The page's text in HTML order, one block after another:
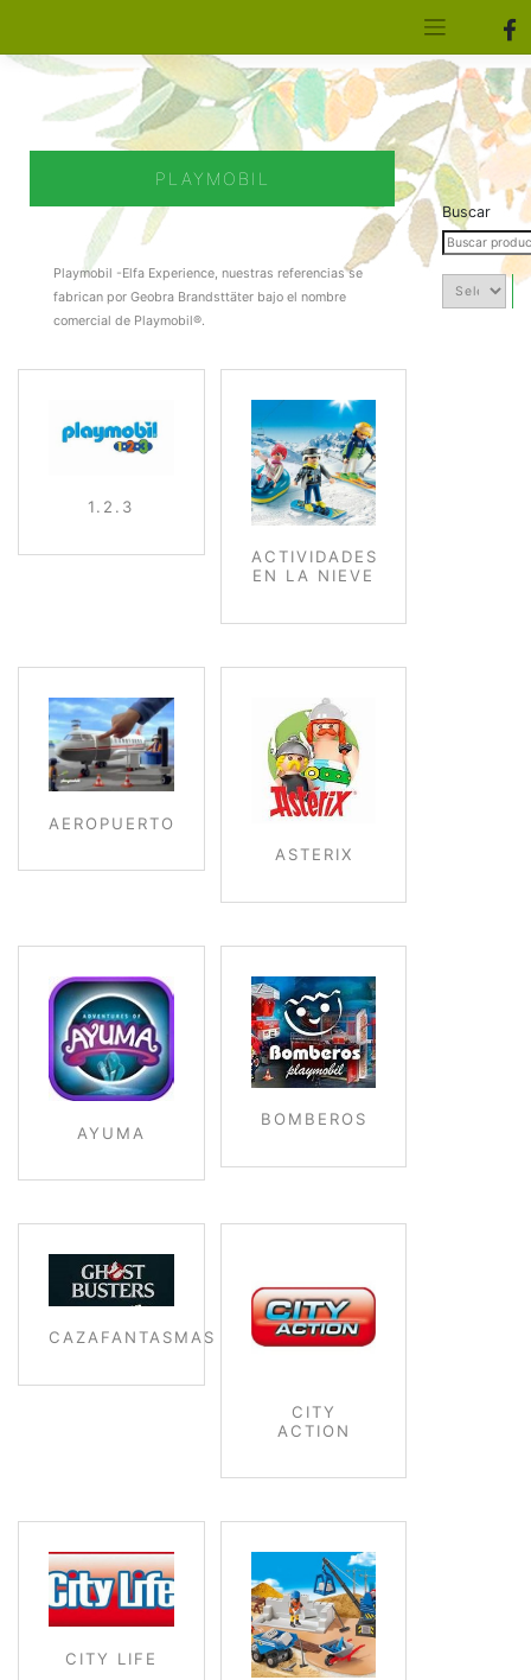
PLAYMOBIL
Playmobil -Elfa Experience, nuestras referencias se
fabrican por Geobra Brandsttäter bajo el nombre
comercial de Playmobil®.
1.2.3
ACTIVIDADES
EN LA NIEVE
AEROPUERTO
ASTERIX
AYUMA
BOMBEROS
CAZAFANTASMAS
CITY
ACTION
CITY LIFE
Buscar